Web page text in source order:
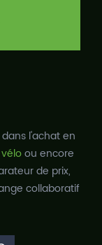
l'achat en
véloou encore
de prix,
collaboratif